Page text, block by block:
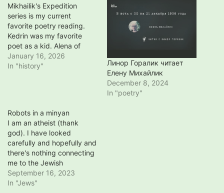
Mikhailik's Expedition
series is my current
favorite poetry reading.
Kedrin was my favorite
poet as a kid. Alena of
Arzamass was a Cossack
or peasant girl married
some claim, a magician
who could…
January 16, 2026
In "history"
Линор Горалик читает
Елену Михайлик
December 8, 2024
In "poetry"
Robots in a minyan
I am an atheist (thank
god). I have looked
carefully and hopefully and
there's nothing connecting
me to the Jewish
community (except shared
history, and my kids'
September 16, 2023
In "Jews"